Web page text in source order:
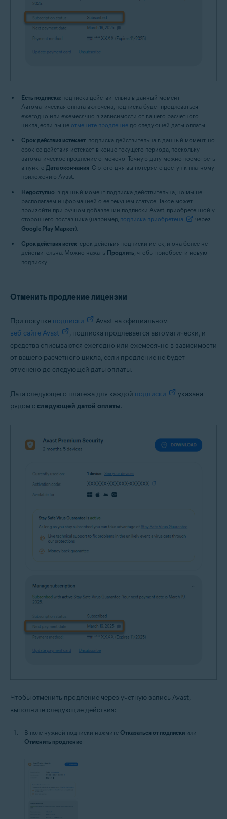
Есть подписка: подписка действительна в данный момент.
Автоматическая оплата включена, подписка будет продлеваться
ежегодно или ежемесячно в зависимости от вашего расчетного
цикла, если вы не отмените продление до следующей даты оплаты.
Срок действия истекает: подписка действительна в данный момент, но
срок ее действия истекает в конце текущего периода, поскольку
автоматическое продление отменено. Точную дату можно посмотреть
в пункте Дата окончания . С этого дня вы потеряете доступ к платному
приложению Avast.
Недоступно: в данный момент подписка действительна, но мы не
располагаем информацией о ее текущем статусе. Такое может
произойти при ручном добавлении подписки Avast, приобретенной у
стороннего поставщика (например, подписка приобретена
через
Google Play Маркет).
Срок действия истек: срок действия подписки истек, и она более не
действительна. Можно нажать Продлить , чтобы приобрести новую
подписку.
Отменить продление лицензии
При покупке подписки
Avast на официальном
веб-сайте Avast
, подписка продлевается автоматически, и
средства списываются ежегодно или ежемесячно в зависимости
от вашего расчетного цикла, если продление не будет
отменено до следующей даты оплаты.
Дата следующего платежа для каждой подписки
указана
рядом с следующей датой оплаты.
Чтобы отменить продление через учетную запись Avast,
выполните следующие действия:
В поле нужной подписки нажмите Отказаться от подписки или
Отменить продление